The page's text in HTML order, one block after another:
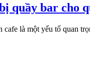
quầy bar cho
là một yếu tố quan